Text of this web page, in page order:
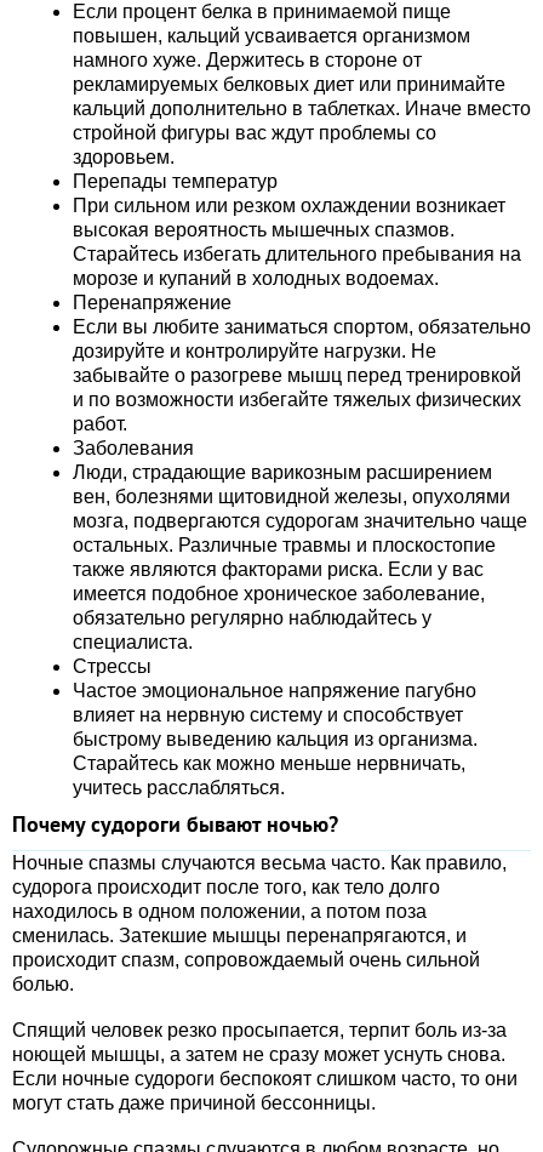
Если процент белка в принимаемой пище
повышен, кальций усваивается организмом
намного хуже. Держитесь в стороне от
рекламируемых белковых диет или принимайте
кальций дополнительно в таблетках. Иначе вместо
стройной фигуры вас ждут проблемы со
здоровьем.
Перепады температур
При сильном или резком охлаждении возникает
высокая вероятность мышечных спазмов.
Старайтесь избегать длительного пребывания на
морозе и купаний в холодных водоемах.
Перенапряжение
Если вы любите заниматься спортом, обязательно
дозируйте и контролируйте нагрузки. Не
забывайте о разогреве мышц перед тренировкой
и по возможности избегайте тяжелых физических
работ.
Заболевания
Люди, страдающие варикозным расширением
вен, болезнями щитовидной железы, опухолями
мозга, подвергаются судорогам значительно чаще
остальных. Различные травмы и плоскостопие
также являются факторами риска. Если у вас
имеется подобное хроническое заболевание,
обязательно регулярно наблюдайтесь у
специалиста.
Стрессы
Частое эмоциональное напряжение пагубно
влияет на нервную систему и способствует
быстрому выведению кальция из организма.
Старайтесь как можно меньше нервничать,
учитесь расслабляться.
Почему судороги бывают ночью?
Ночные спазмы случаются весьма часто. Как правило,
судорога происходит после того, как тело долго
находилось в одном положении, а потом поза
сменилась. Затекшие мышцы перенапрягаются, и
происходит спазм, сопровождаемый очень сильной
болью.
Спящий человек резко просыпается, терпит боль из-за
ноющей мышцы, а затем не сразу может уснуть снова.
Если ночные судороги беспокоят слишком часто, то они
могут стать даже причиной бессонницы.